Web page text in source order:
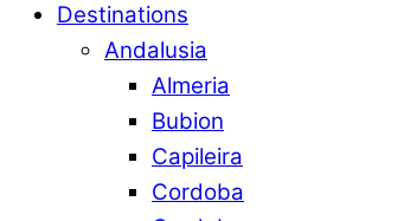
Destinations
Andalusia
Almeria
Bubion
Capileira
Cordoba